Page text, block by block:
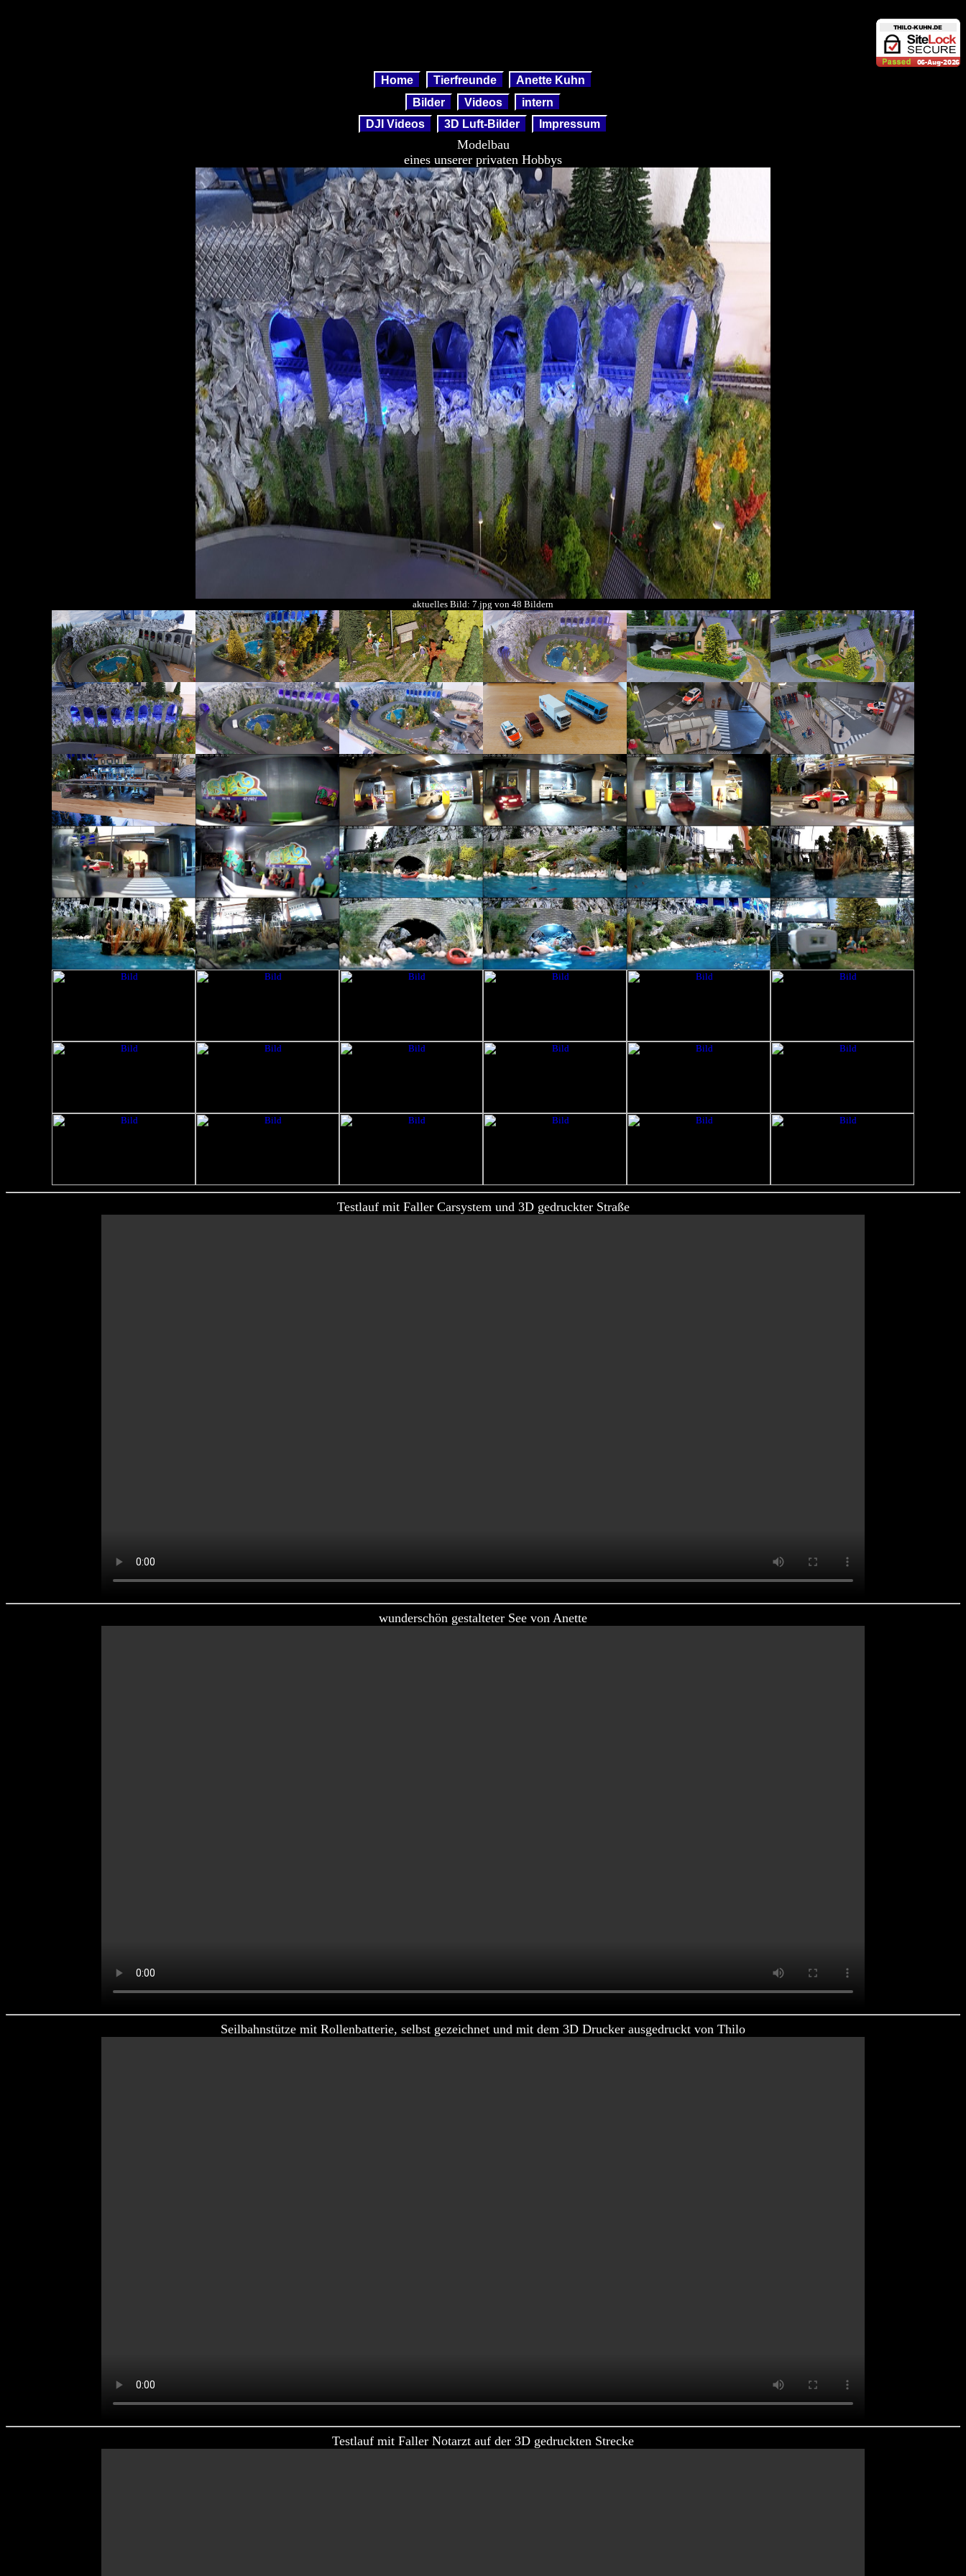
Home Tierfreunde
Anette Kuhn
Bilder
Videos
intern
DJI Videos
3D Luft-Bilder Impressum
Modelbau
eines unserer privaten Hobbys
aktuelles Bild: 7.jpg von 48 Bildern
Testlauf mit Faller Carsystem und 3D gedruckter Straße
wunderschön gestalteter See von Anette
Seilbahnstütze mit Rollenbatterie, selbst gezeichnet und mit dem 3D Drucker ausgedruckt von Thilo
Testlauf mit Faller Notarzt auf der 3D gedruckten Strecke